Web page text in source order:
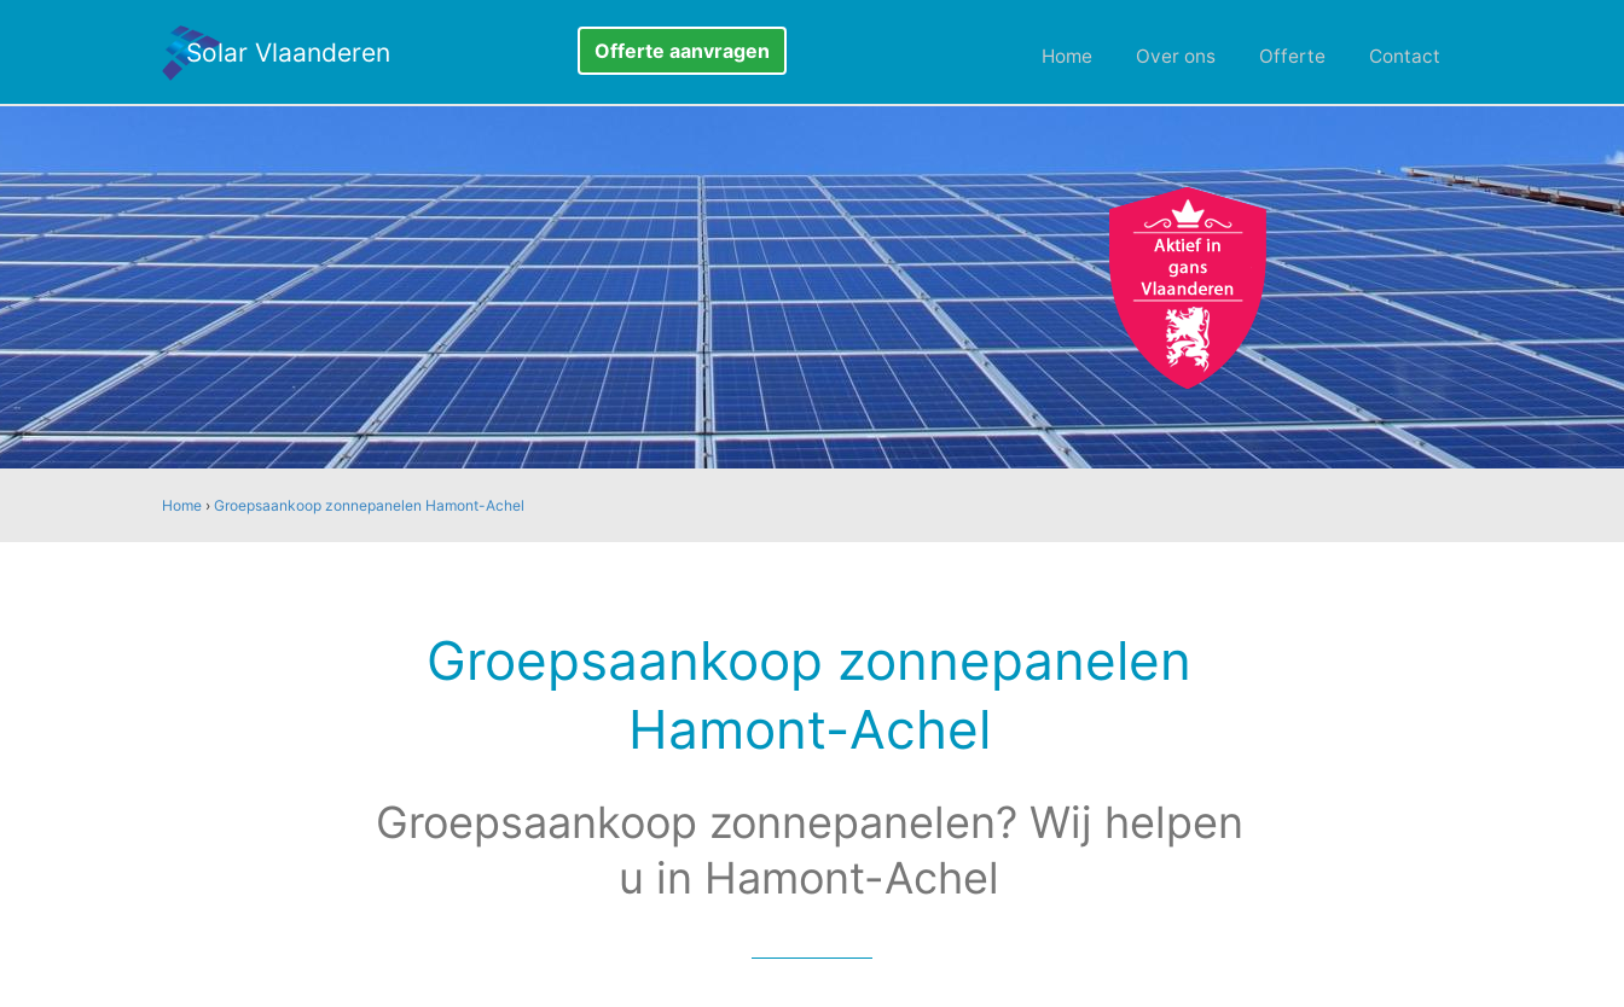
Solar Vlaanderen Offerte aanvragen Home Over ons Offerte Contact
Home ›Groepsaankoop zonnepanelen Hamont-Achel
Groepsaankoop zonnepanelen
Hamont-Achel
Groepsaankoop zonnepanelen? Wij helpen
u in Hamont-Achel